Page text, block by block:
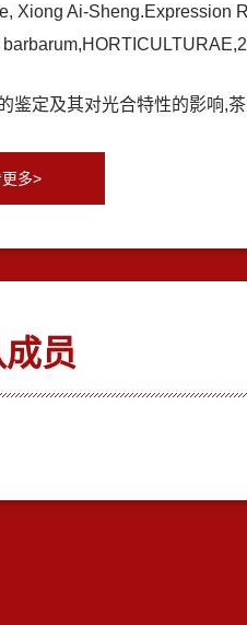
Ai-Sheng.Expression
定及其对光合特性的影响,
多>
员